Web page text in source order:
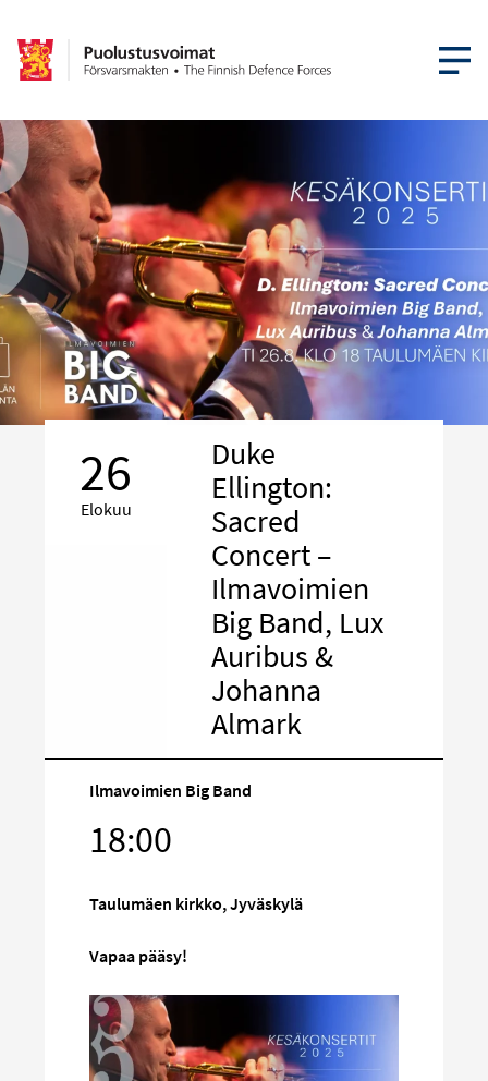
AVAA
26
Elokuu
Duke
Ellington:
Sacred
Concert –
Ilmavoimien
Big Band, Lux
Auribus &
Johanna
Almark
Ilmavoimien Big Band
18:00
Taulumäen kirkko, Jyväskylä
Vapaa pääsy!